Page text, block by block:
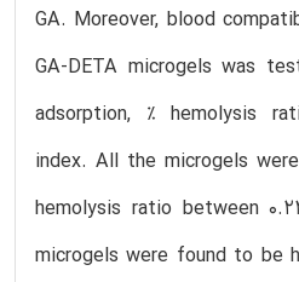
GA. Moreover, blood
GA-DETA microgels was
adsorption, % hemolysis
index. All the microgels
hemolysis ratio between
microgels were found to be